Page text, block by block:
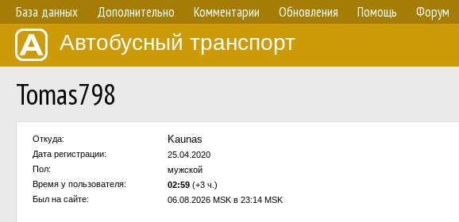
База данных Дополнительно Комментарии Обновления Помощь Форум
Автобусный транспорт
Tomas798
Откуда: Kaunas
Дата регистрации:
25.04.2020
Пол:
мужской
Время у пользователя:
02:59 (+3 ч.)
Был на сайте:
06.08.2026 MSK в 23:14 MSK